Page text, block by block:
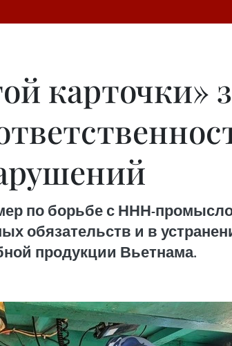
по борьбе с ННН-
обязательств и в
продукции Вьетнама.